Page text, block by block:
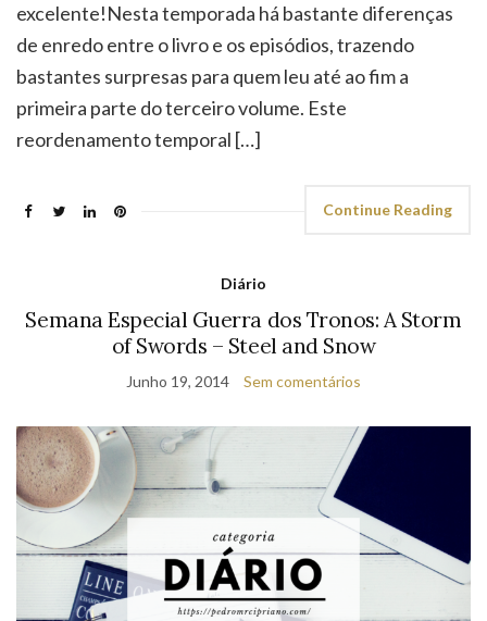
excelente!Nesta temporada há bastante diferenças
de enredo entre o livro e os episódios, trazendo
bastantes surpresas para quem leu até ao fim a
primeira parte do terceiro volume. Este
reordenamento temporal […]
Continue Reading
Diário
Semana Especial Guerra dos Tronos: A Storm
of Swords – Steel and Snow
Junho 19, 2014 Sem comentários